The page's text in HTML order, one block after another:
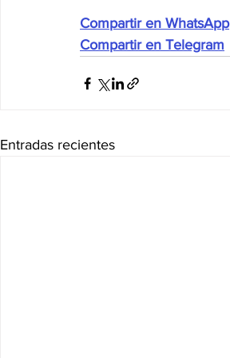
Compartir en WhatsApp
Compartir en Telegram
Entradas recientes